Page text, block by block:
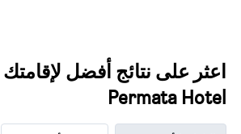
Permata Hotel